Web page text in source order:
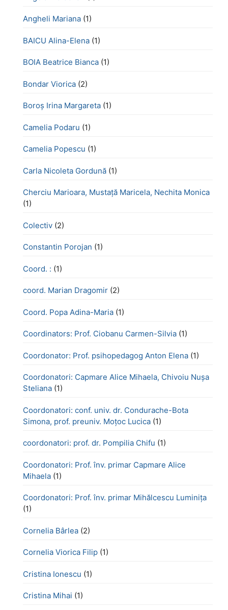
Angheli Mariana (1)
BAICU Alina-Elena (1)
BOIA Beatrice Bianca (1)
Bondar Viorica (2)
Boroş Irina Margareta (1)
Camelia Podaru (1)
Camelia Popescu (1)
Carla Nicoleta Gordună (1)
Cherciu Marioara, Mustață Maricela, Nechita Monica
(1)
Colectiv (2)
Constantin Porojan (1)
Coord. : (1)
coord. Marian Dragomir (2)
Coord. Popa Adina-Maria (1)
Coordinators: Prof. Ciobanu Carmen-Silvia (1)
Coordonator: Prof. psihopedagog Anton Elena (1)
Coordonatori: Capmare Alice Mihaela, Chivoiu Nușa
Steliana (1)
Coordonatori: conf. univ. dr. Condurache-Bota
Simona, prof. preuniv. Moțoc Lucica (1)
coordonatori: prof. dr. Pompilia Chifu (1)
Coordonatori: Prof. înv. primar Capmare Alice
Mihaela (1)
Coordonatori: Prof. înv. primar Mihălcescu Luminița
(1)
Cornelia Bârlea (2)
Cornelia Viorica Filip (1)
Cristina Ionescu (1)
Cristina Mihai (1)